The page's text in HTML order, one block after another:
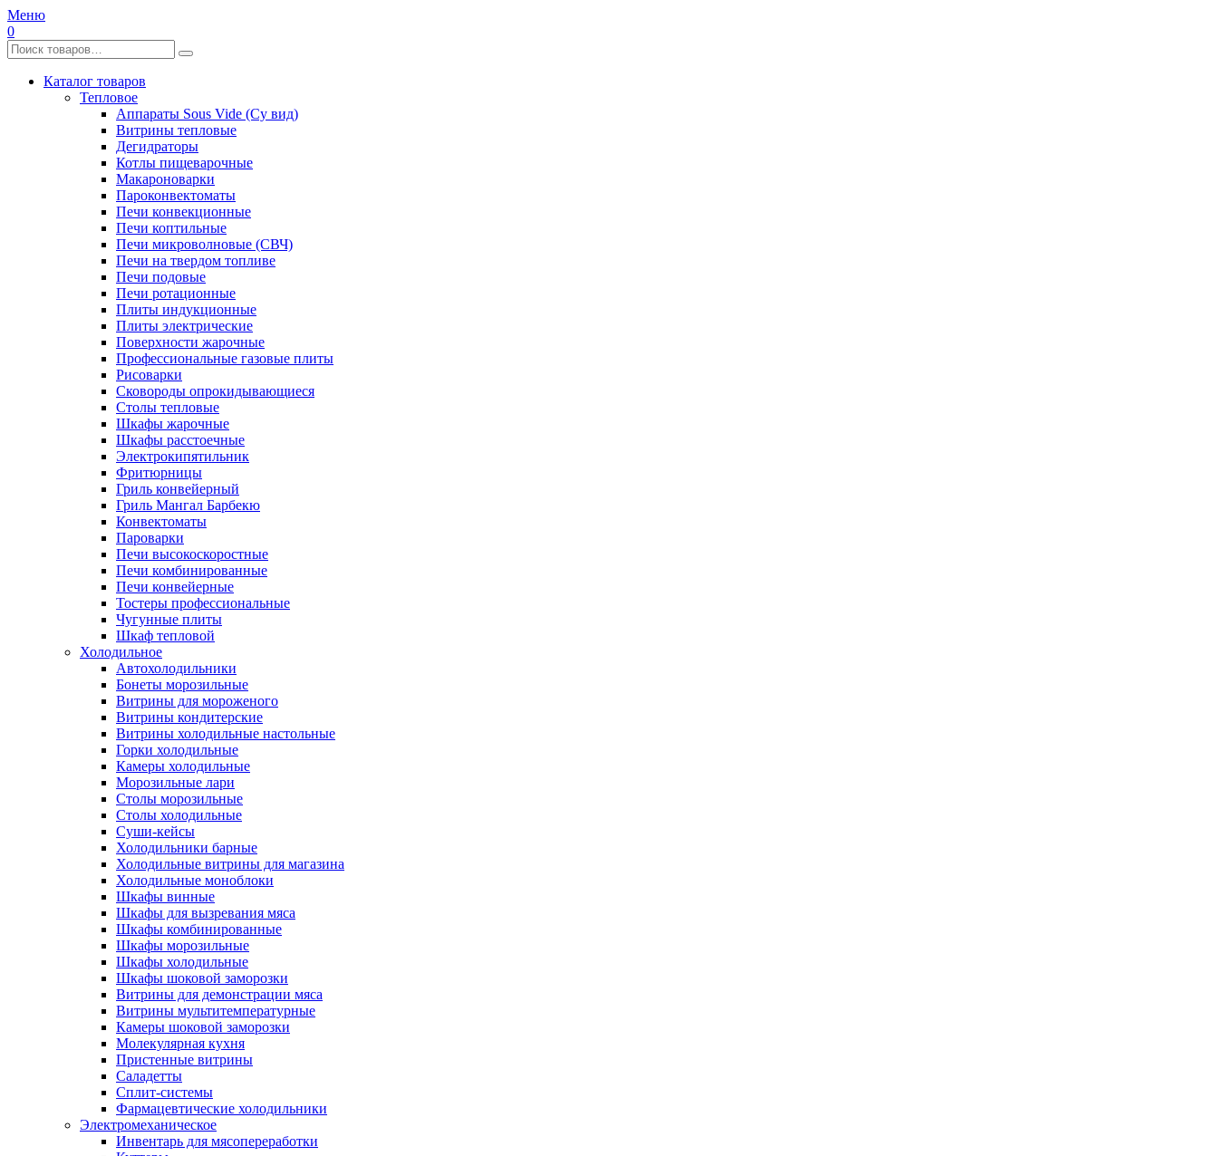
Меню
0
Каталог товаров
Тепловое
Аппараты Sous Vide (Су вид)
Витрины тепловые
Дегидраторы
Котлы пищеварочные
Макароноварки
Пароконвектоматы
Печи конвекционные
Печи коптильные
Печи микроволновые (СВЧ)
Печи на твердом топливе
Печи подовые
Печи ротационные
Плиты индукционные
Плиты электрические
Поверхности жарочные
Профессиональные газовые плиты
Рисоварки
Сковороды опрокидывающиеся
Столы тепловые
Шкафы жарочные
Шкафы расстоечные
Электрокипятильник
Фритюрницы
Гриль конвейерный
Гриль Мангал Барбекю
Конвектоматы
Пароварки
Печи высокоскоростные
Печи комбинированные
Печи конвейерные
Тостеры профессиональные
Чугунные плиты
Шкаф тепловой
Холодильное
Автохолодильники
Бонеты морозильные
Витрины для мороженого
Витрины кондитерские
Витрины холодильные настольные
Горки холодильные
Камеры холодильные
Морозильные лари
Столы морозильные
Столы холодильные
Суши-кейсы
Холодильники барные
Холодильные витрины для магазина
Холодильные моноблоки
Шкафы винные
Шкафы для вызревания мяса
Шкафы комбинированные
Шкафы морозильные
Шкафы холодильные
Шкафы шоковой заморозки
Витрины для демонстрации мяса
Витрины мультитемпературные
Камеры шоковой заморозки
Молекулярная кухня
Пристенные витрины
Саладетты
Сплит-системы
Фармацевтические холодильники
Электромеханическое
Инвентарь для мясопереработки